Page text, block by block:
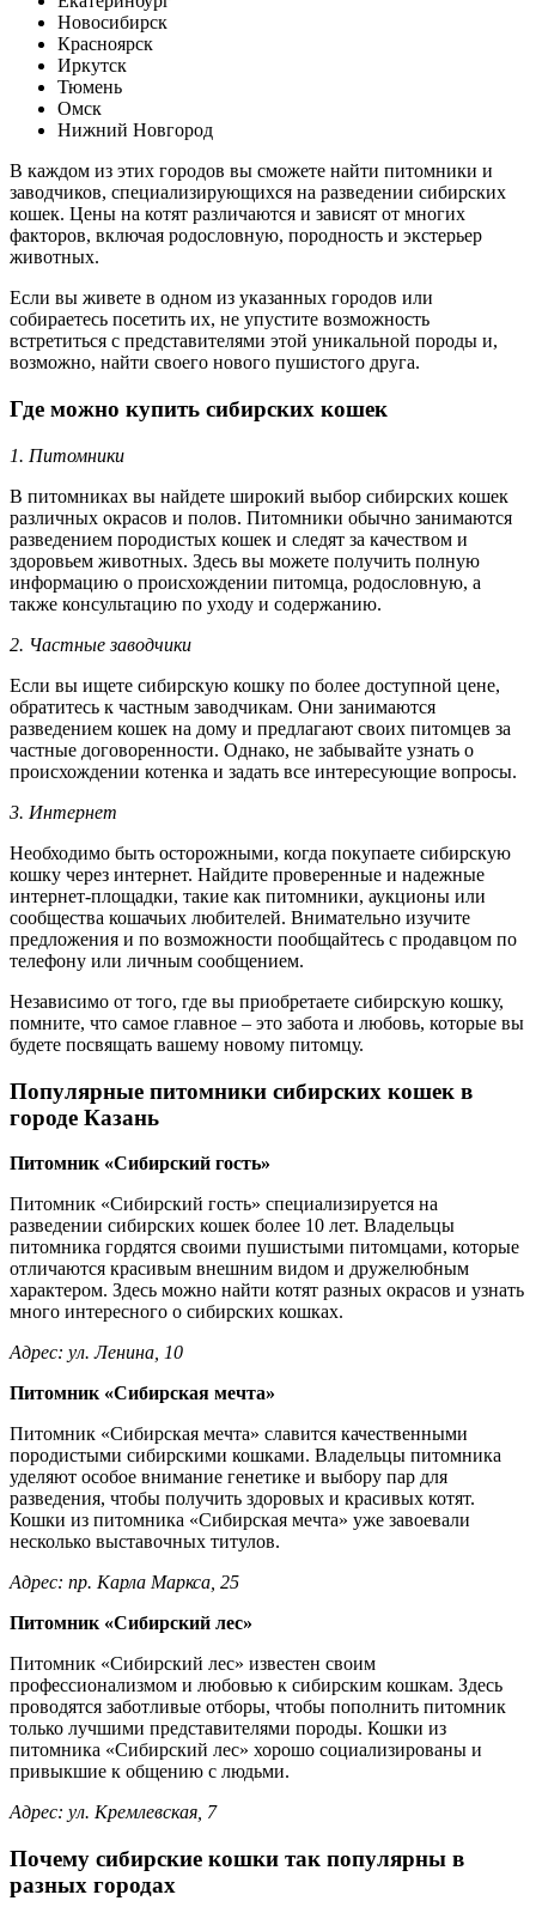
Новосибирск
Красноярск
Иркутск
Тюмень
Омск
Нижний Новгород
В каждом из этих городов вы сможете найти питомники и
заводчиков, специализирующихся на разведении сибирских
кошек. Цены на котят различаются и зависят от многих
факторов, включая родословную, породность и экстерьер
животных.
Если вы живете в одном из указанных городов или
собираетесь посетить их, не упустите возможность
встретиться с представителями этой уникальной породы и,
возможно, найти своего нового пушистого друга.
Где можно купить сибирских кошек
1. Питомники
В питомниках вы найдете широкий выбор сибирских кошек
различных окрасов и полов. Питомники обычно занимаются
разведением породистых кошек и следят за качеством и
здоровьем животных. Здесь вы можете получить полную
информацию о происхождении питомца, родословную, а
также консультацию по уходу и содержанию.
2. Частные заводчики
Если вы ищете сибирскую кошку по более доступной цене,
обратитесь к частным заводчикам. Они занимаются
разведением кошек на дому и предлагают своих питомцев за
частные договоренности. Однако, не забывайте узнать о
происхождении котенка и задать все интересующие вопросы.
3. Интернет
Необходимо быть осторожными, когда покупаете сибирскую
кошку через интернет. Найдите проверенные и надежные
интернет-площадки, такие как питомники, аукционы или
сообщества кошачьих любителей. Внимательно изучите
предложения и по возможности пообщайтесь с продавцом по
телефону или личным сообщением.
Независимо от того, где вы приобретаете сибирскую кошку,
помните, что самое главное – это забота и любовь, которые вы
будете посвящать вашему новому питомцу.
Популярные питомники сибирских кошек в
городе Казань
Питомник «Сибирский гость»
Питомник «Сибирский гость» специализируется на
разведении сибирских кошек более 10 лет. Владельцы
питомника гордятся своими пушистыми питомцами, которые
отличаются красивым внешним видом и дружелюбным
характером. Здесь можно найти котят разных окрасов и узнать
много интересного о сибирских кошках.
Адрес: ул. Ленина, 10
Питомник «Сибирская мечта»
Питомник «Сибирская мечта» славится качественными
породистыми сибирскими кошками. Владельцы питомника
уделяют особое внимание генетике и выбору пар для
разведения, чтобы получить здоровых и красивых котят.
Кошки из питомника «Сибирская мечта» уже завоевали
несколько выставочных титулов.
Адрес: пр. Карла Маркса, 25
Питомник «Сибирский лес»
Питомник «Сибирский лес» известен своим
профессионализмом и любовью к сибирским кошкам. Здесь
проводятся заботливые отборы, чтобы пополнить питомник
только лучшими представителями породы. Кошки из
питомника «Сибирский лес» хорошо социализированы и
привыкшие к общению с людьми.
Адрес: ул. Кремлевская, 7
Почему сибирские кошки так популярны в
разных городах